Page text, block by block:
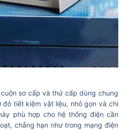
sơ cấp và thứ cấp dùng chung
đó tiết kiệm vật liệu, nhỏ gọn và chi
phù hợp cho hệ thống điện cần
chẳng hạn như trong mạng điện